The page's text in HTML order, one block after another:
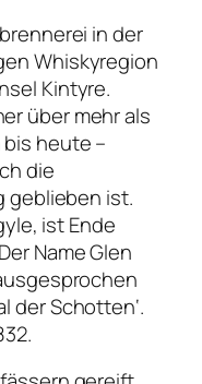
in der
Whiskyregion
Kintyre.
über mehr als
heute –
die
geblieben ist.
ist Ende
Name Glen
der Schotten‘.